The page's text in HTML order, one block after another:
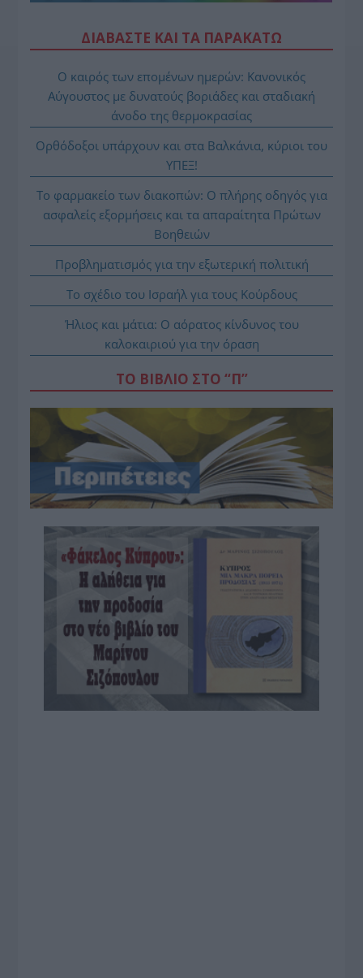
ΔΙΑΒΑΣΤΕ ΚΑΙ ΤΑ ΠΑΡΑΚΑΤΩ
Ο καιρός των επομένων ημερών: Κανονικός
Αύγουστος με δυνατούς βοριάδες και σταδιακή
άνοδο της θερμοκρασίας
Ορθόδοξοι υπάρχουν και στα Βαλκάνια, κύριοι του
ΥΠΕΞ!
Το φαρμακείο των διακοπών: Ο πλήρης οδηγός για
ασφαλείς εξορμήσεις και τα απαραίτητα Πρώτων
Βοηθειών
Προβληματισμός για την εξωτερική πολιτική
Το σχέδιο του Ισραήλ για τους Κούρδους
Ήλιος και μάτια: Ο αόρατος κίνδυνος του
καλοκαιριού για την όραση
ΤΟ ΒΙΒΛΙΟ ΣΤΟ “Π”